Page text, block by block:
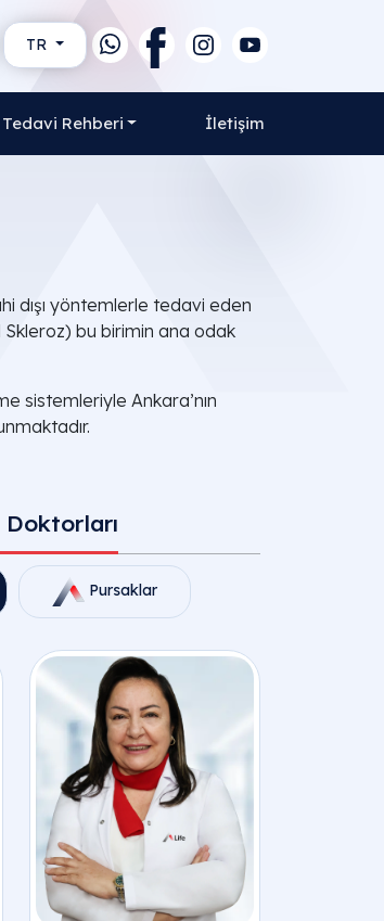
TR
Tedavi Rehberi İletişim
dışı yöntemlerle tedavi eden
Skleroz) bu birimin ana odak
sistemleriyle Ankara’nın
Pursaklar
Doktorları